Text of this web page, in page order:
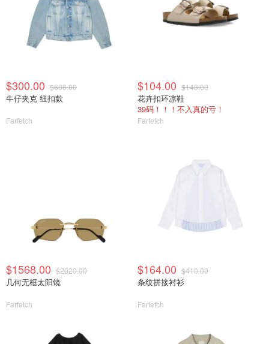
$300.00 $600.00
牛仔夹克 纽扣款
Farfetch
$104.00 $148.00
花卉扣环凉鞋
39码！！！不入真的亏！
Farfetch
$1568.00 $2020.00
几何无框太阳镜
Farfetch
$164.00 $410.00
条纹拼接衬衫
Farfetch